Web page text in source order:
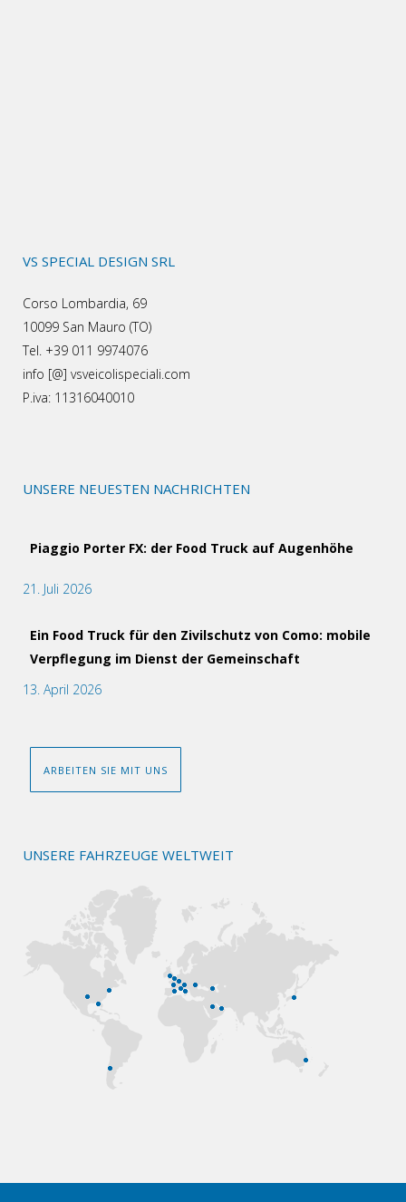
VS SPECIAL DESIGN SRL
Corso Lombardia, 69
10099 San Mauro (TO)
Tel. +39 011 9974076
info [@] vsveicolispeciali.com
P.iva: 11316040010
UNSERE NEUESTEN NACHRICHTEN
Piaggio Porter FX: der Food Truck auf Augenhöhe
21. Juli 2026
Ein Food Truck für den Zivilschutz von Como: mobile
Verpflegung im Dienst der Gemeinschaft
13. April 2026
ARBEITEN SIE MIT UNS
UNSERE FAHRZEUGE WELTWEIT